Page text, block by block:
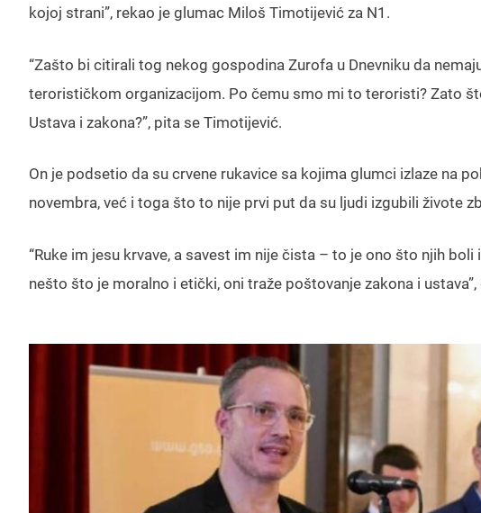
kojoj strani”, rekao je glumac Miloš Timotijević za N1.
“Zašto bi citirali tog nekog gospodina Zurofa u Dnevniku da
terorističkom organizacijom. Po čemu smo mi to teroristi? Zato
Ustava i zakona?”, pita se Timotijević.
On je podsetio da su crvene rukavice sa kojima glumci izlaze na
novembra, već i toga što to nije prvi put da su ljudi izgubili živote
“Ruke im jesu krvave, a savest im nije čista – to je ono što njih
nešto što je moralno i etički, oni traže poštovanje zakona i ustava”,